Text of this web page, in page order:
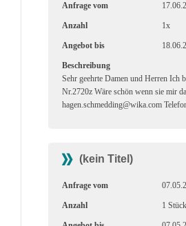
Anfrage vom
Anzahl 1x
Angebot bis
Beschreibung
Sehr geehrte Damen und Herren
Nr.2720z Wäre schön wenn sie mir
hagen.schmedding@wika.com
(kein Titel)
Anfrage vom
Anzahl 1 Stück